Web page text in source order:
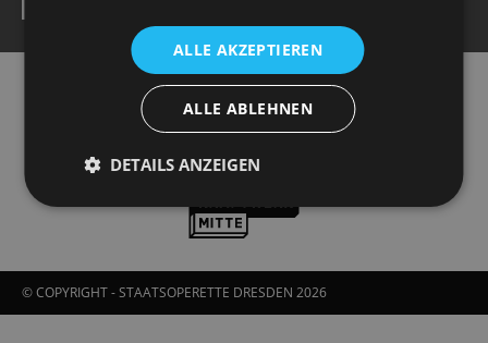
© COPYRIGHT - STAATSOPERETTE DRESDEN 2026
ALLE AKZEPTIEREN
ALLE ABLEHNEN
DETAILS ANZEIGEN